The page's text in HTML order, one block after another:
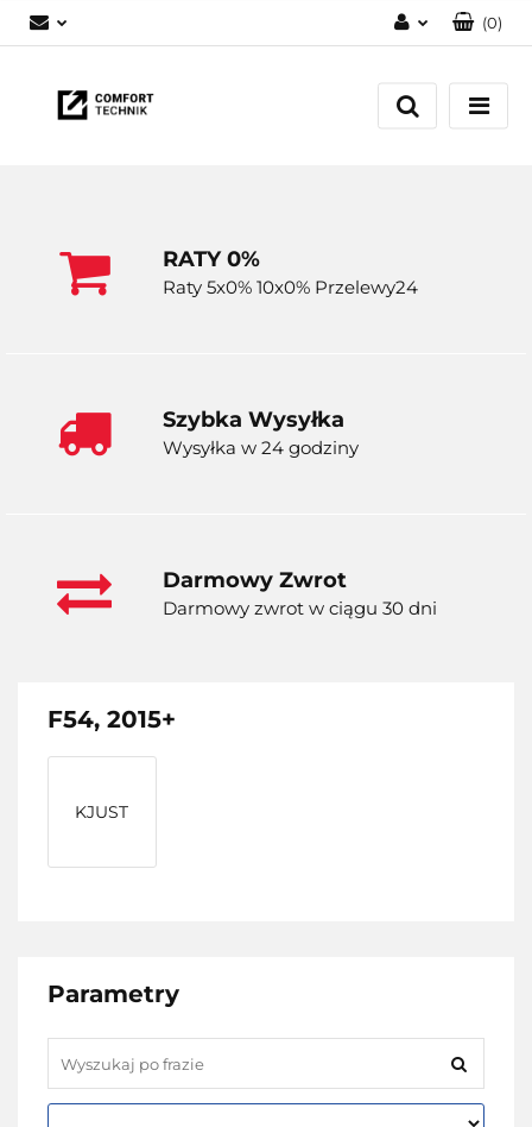
Zaloguj się
Zarejestruj się
(0)
RATY 0%
Raty 5x0% 10x0% Przelewy24
Szybka Wysyłka
Wysyłka w 24 godziny
Darmowy Zwrot
Darmowy zwrot w ciągu 30 dni
F54, 2015+
KJUST
Parametry